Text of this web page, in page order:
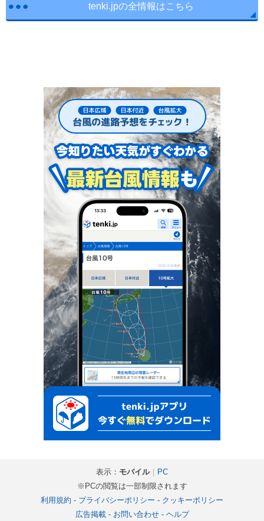
tenki.jpの全情報はこちら
表示： モバイル｜ PC
※PCの閲覧は一部制限されます
利用規約 - プライバシーポリシー - クッキーポリシー
広告掲載- お問い合わせ- ヘルプ